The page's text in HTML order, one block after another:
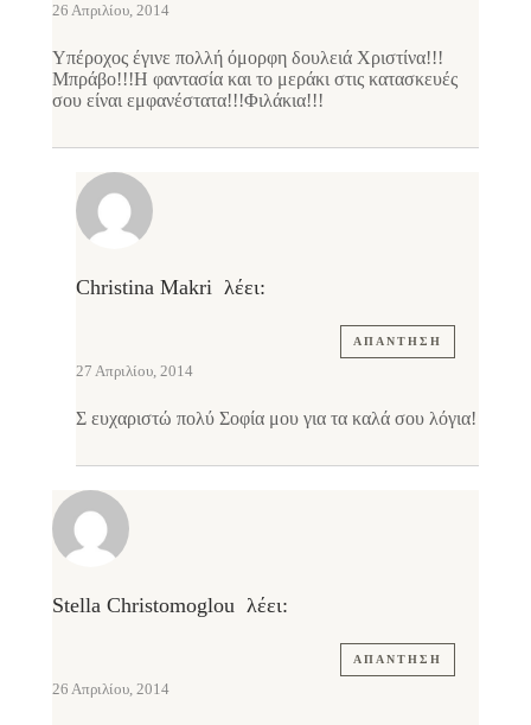
26 Απριλίου, 2014
Υπέροχος έγινε πολλή όμορφη δουλειά Χριστίνα!!!
Μπράβο!!!Η φαντασία και το μεράκι στις κατασκευές
σου είναι εμφανέστατα!!!Φιλάκια!!!
Christina Makri λέει:
ΑΠΆΝΤΗΣΗ
27 Απριλίου, 2014
Σ ευχαριστώ πολύ Σοφία μου για τα καλά σου λόγια!
Stella Christomoglou λέει:
ΑΠΆΝΤΗΣΗ
26 Απριλίου, 2014